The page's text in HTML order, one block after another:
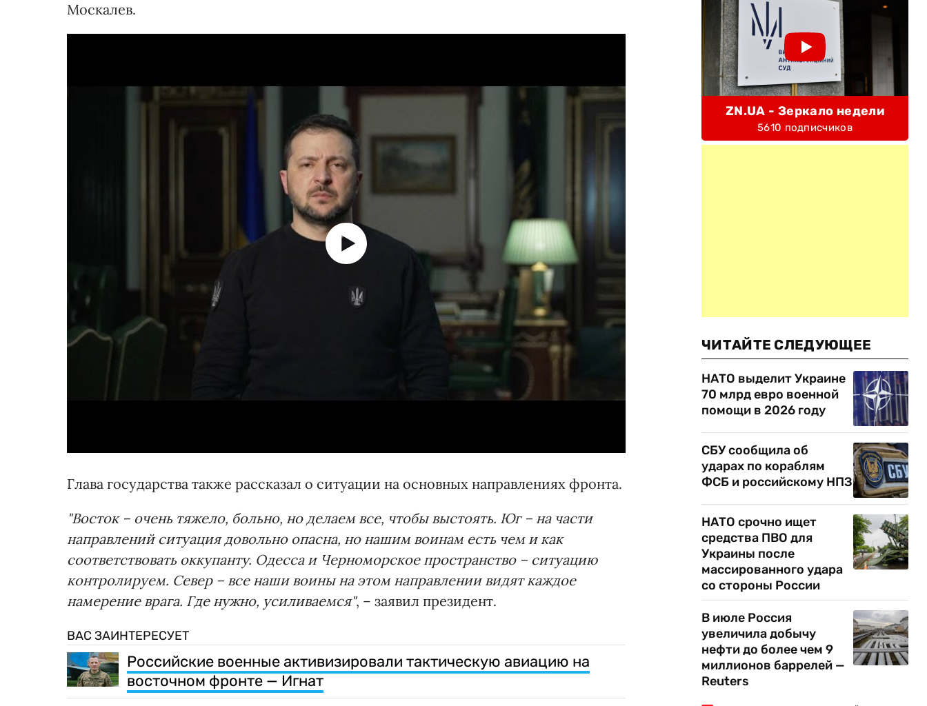
Москалев.
Глава государства также рассказал о ситуации на основных направлениях фронта.
"Восток – очень тяжело, больно, но делаем все, чтобы выстоять. Юг – на части
направлений ситуация довольно опасна, но нашим воинам есть чем и как
соответствовать оккупанту. Одесса и Черноморское пространство – ситуацию
контролируем. Север – все наши воины на этом направлении видят каждое
намерение врага. Где нужно, усиливаемся", – заявил президент.
ВАС ЗАИНТЕРЕСУЕТ
Российские военные активизировали тактическую авиацию на
восточном фронте — Игнат
ZN.UA - Зеркало недели
5610 подписчиков
ЧИТАЙТЕ СЛЕДУЮЩЕЕ
НАТО выделит Украине
70 млрд евро военной
помощи в 2026 году
СБУ сообщила об
ударах по кораблям
ФСБ и российскому НПЗ
НАТО срочно ищет
средства ПВО для
Украины после
массированного удара
со стороны России
В июле Россия
увеличила добычу
нефти до более чем 9
миллионов баррелей —
Reuters